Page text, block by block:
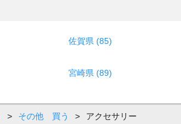
佐賀県 (85)
宮崎県 (89)
> その他 買う > アクセサリー